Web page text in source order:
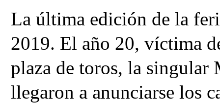
La última edición de la
2019. El año 20, víctima
plaza de toros, la singular
llegaron a anunciarse los